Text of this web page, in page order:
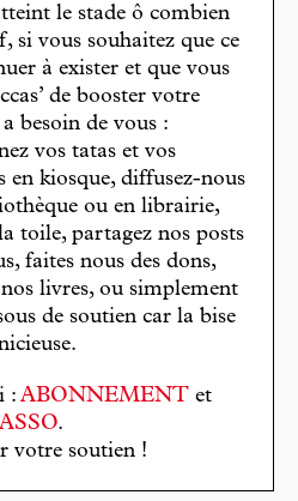
le stade ô combien
si vous souhaitez que ce
à exister et que vous
de booster votre
besoin de vous :
vos tatas et vos
en kiosque, diffusez-nous
ou en librairie,
toile, partagez nos posts
faites nous des dons,
livres, ou simplement
de soutien car la bise
: ABONNEMENT et
.
votre soutien !